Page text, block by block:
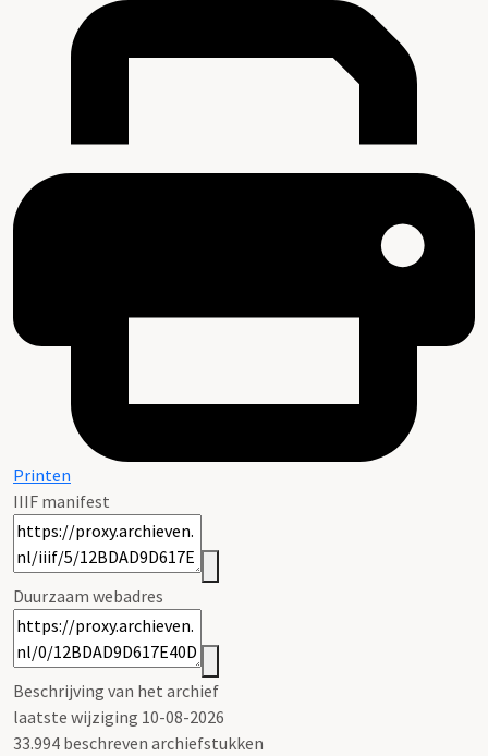
Printen
IIIF manifest
Duurzaam webadres
Beschrijving van het archief
laatste wijziging 10-08-2026
33.994 beschreven archiefstukken